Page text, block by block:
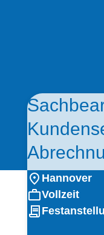
Hannover
Vollzeit